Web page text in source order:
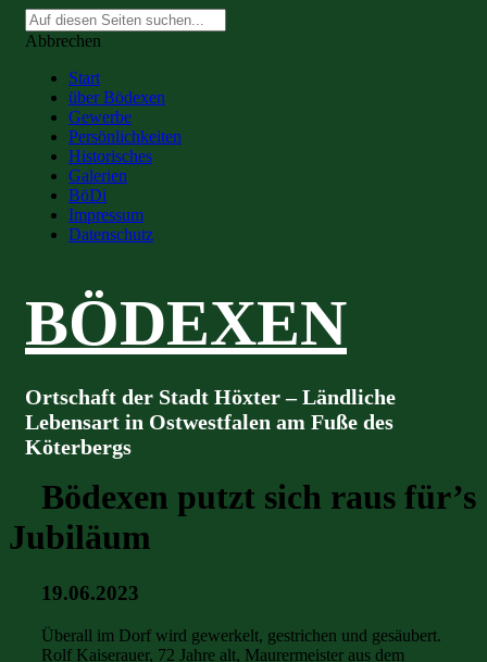
Suche
nach:
Abbrechen
Start
über Bödexen
Gewerbe
Persönlichkeiten
Historisches
Galerien
BöDi
Impressum
Datenschutz
BÖDEXEN
Ortschaft der Stadt Höxter – Ländliche
Lebensart in Ostwestfalen am Fuße des
Köterbergs
Bödexen putzt sich raus für’s
Jubiläum
19.06.2023
Überall im Dorf wird gewerkelt, gestrichen und gesäubert.
Rolf Kaiserauer, 72 Jahre alt, Maurermeister aus dem